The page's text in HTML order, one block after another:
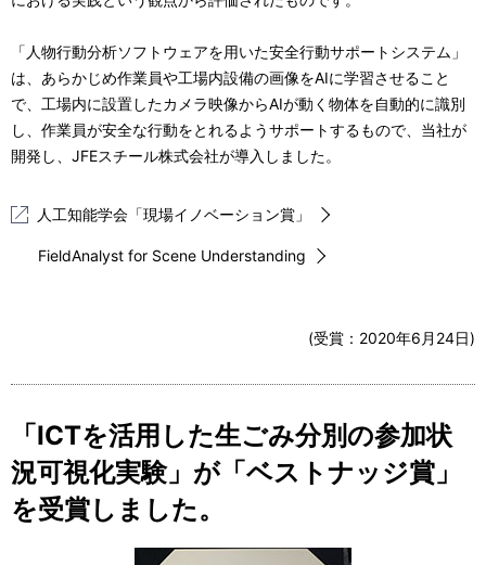
「人物行動分析ソフトウェアを用いた安全行動サポートシステム」
は、あらかじめ作業員や工場内設備の画像をAIに学習させること
で、工場内に設置したカメラ映像からAIが動く物体を自動的に識別
し、作業員が安全な行動をとれるようサポートするもので、当社が
開発し、JFEスチール株式会社が導入しました。
人工知能学会「現場イノベーション賞」
FieldAnalyst for Scene Understanding
(受賞： 2020年6月24日)
「ICTを活用した生ごみ分別の参加状
況可視化実験」が「ベストナッジ賞」
を受賞しました。